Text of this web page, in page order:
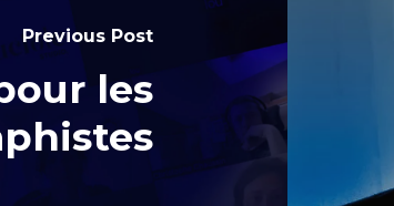
Previous Post
les